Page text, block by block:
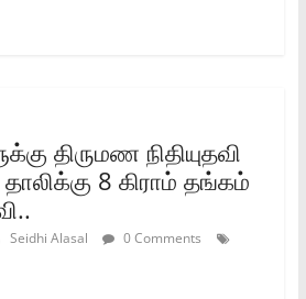
திருமண நிதியுதவி
8 கிராம்‌ தங்கம்‌
Seidhi Alasal
0 Comments